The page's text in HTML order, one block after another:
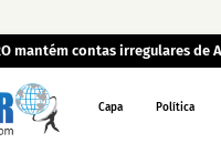
mantém contas irregulares
Capa Política